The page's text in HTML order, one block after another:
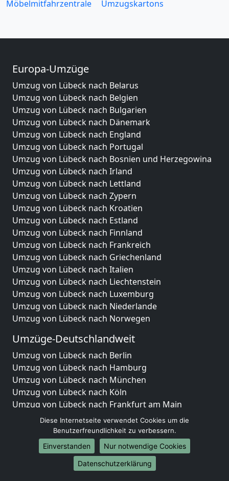
Möbelmitfahrzentrale
Umzugskartons
Europa-Umzüge
Umzug von Lübeck nach Belarus
Umzug von Lübeck nach Belgien
Umzug von Lübeck nach Bulgarien
Umzug von Lübeck nach Dänemark
Umzug von Lübeck nach England
Umzug von Lübeck nach Portugal
Umzug von Lübeck nach Bosnien und Herzegowina
Umzug von Lübeck nach Irland
Umzug von Lübeck nach Lettland
Umzug von Lübeck nach Zypern
Umzug von Lübeck nach Kroatien
Umzug von Lübeck nach Estland
Umzug von Lübeck nach Finnland
Umzug von Lübeck nach Frankreich
Umzug von Lübeck nach Griechenland
Umzug von Lübeck nach Italien
Umzug von Lübeck nach Liechtenstein
Umzug von Lübeck nach Luxemburg
Umzug von Lübeck nach Niederlande
Umzug von Lübeck nach Norwegen
Umzüge-Deutschlandweit
Umzug von Lübeck nach Berlin
Umzug von Lübeck nach Hamburg
Umzug von Lübeck nach München
Umzug von Lübeck nach Köln
Umzug von Lübeck nach Frankfurt am Main
Umzug von Lübeck nach Stuttgart
Umzug von Lübeck nach Düsseldorf
Umzug von Lübeck nach Leipzig
Umzug von Lübeck nach Dortmund
Umzug von Lübeck nach Essen
Diese Internetseite verwendet Cookies um die
Benutzerfreundlichkeit zu verbessern.
Einverstanden
Nur notwendige Cookies
Datenschutzerklärung